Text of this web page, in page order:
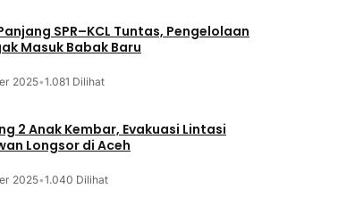
SPR–KCL Tuntas, Pengelolaan
Masuk Babak Baru
2025•1.081 Dilihat
2 Anak Kembar, Evakuasi Lintasi
Longsor di Aceh
2025•1.040 Dilihat